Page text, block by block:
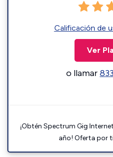
Calificación de
Ver
o llamar
¡Obtén Spectrum Gig
año! Oferta por